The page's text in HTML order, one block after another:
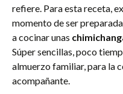
refiere. Para esta receta,
momento de ser
a cocinar unas
Súper sencillas, poco
almuerzo familiar, para la
acompañante.